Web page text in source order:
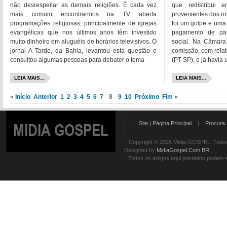
não desrespeitar as demais religiões. É cada vez
mais comum encontrarmos na TV aberta
programações religiosas, principalmente de igrejas
evangélicas que nos últimos anos têm investido
muito dinheiro em aluguéis de horários televisivos. O
jornal A Tarde, da Bahia, levantou esta questão e
consultou algumas pessoas para debater o tema
LEIA MAIS...
que redistribui
provenientes dos
foi um golpe e
pagamento de
social. Na
comissão, com
(PT-SP), e já havia
LEIA MAIS...
« Início Anterior 1 2 3 4 5 6 7 8 9 10 Próximo Fim »
MIDIA GOSPEL | Site | Página Principal | Procura
Copyright © 2026 Midia GOSPEL.
Designed by MidiaGospel.Com.BR
Todos os artigos aqui postados podem